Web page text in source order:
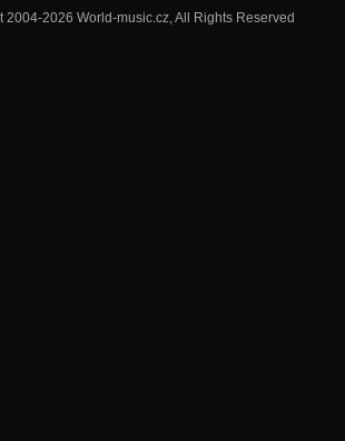
2004-2026 World-music.cz, All Rights Reserved